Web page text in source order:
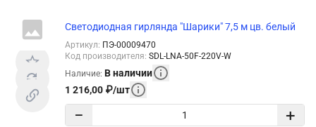
Светодиодная гирлянда "Шарики" 7,5 м цв. белый
Артикул: ПЭ-00009470
Код производителя: SDL-LNA-50F-220V-W
Наличие: В наличии
1 216,00 ₽/шт
− +